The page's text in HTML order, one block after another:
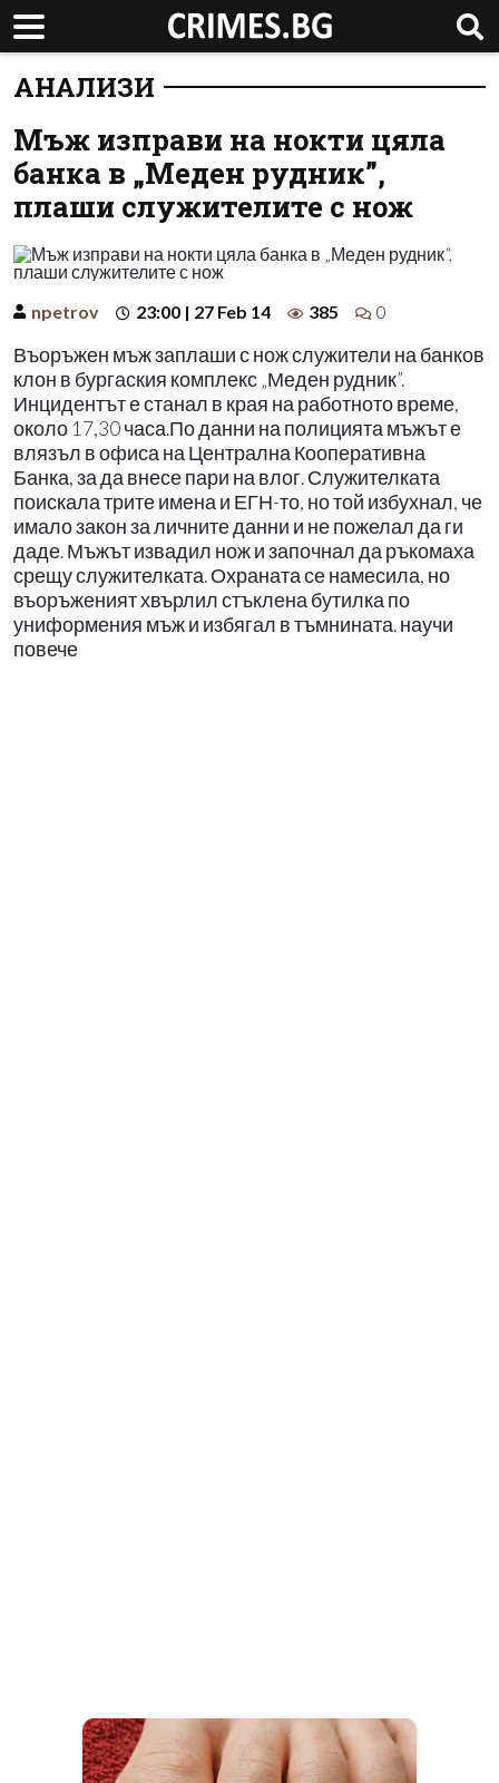
АНАЛИЗИ
Мъж изправи на нокти цяла
банка в „Меден рудник”,
плаши служителите с нож
npetrov 23:00 | 27 Feb 14 385 0
Въоръжен мъж заплаши с нож служители на банков
клон в бургаския комплекс „Меден рудник”.
Инцидентът е станал в края на работното време,
около 17,30 часа.По данни на полицията мъжът е
влязъл в офиса на Централна Кооперативна
Банка, за да внесе пари на влог. Служителката
поискала трите имена и ЕГН-то, но той избухнал, че
имало закон за личните данни и не пожелал да ги
даде. Мъжът извадил нож и започнал да ръкомаха
срещу служителката. Охраната се намесила, но
въоръженият хвърлил стъклена бутилка по
униформения мъж и избягал в тъмнината. научи
повече